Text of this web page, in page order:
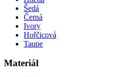
Šedá
Černá
Ivory
Hořčicová
Taupe
Materiál